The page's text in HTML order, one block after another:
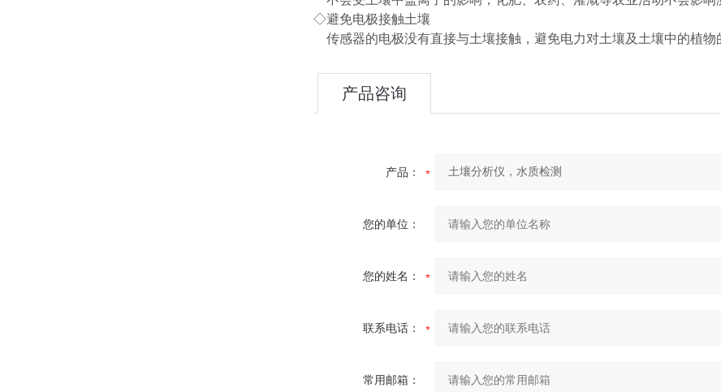
◇避免电极接触土壤
传感器的电极没有直接与土壤接触，避免电力对土壤及土壤中的植物
产品咨询
产品：
您的单位：
您的姓名：
联系电话：
常用邮箱：